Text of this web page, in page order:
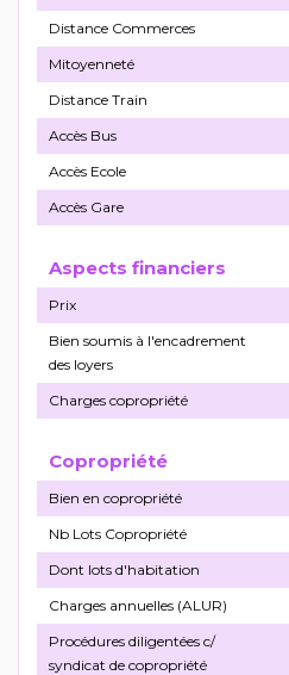
Distance Commerces
Mitoyenneté
Distance Train
Accès Bus
Accès Ecole
Accès Gare
Aspects financiers
Prix
Bien soumis à l'encadrement
des loyers
Charges copropriété
Copropriété
Bien en copropriété
Nb Lots Copropriété
Dont lots d'habitation
Charges annuelles (ALUR)
Procédures diligentées c/
syndicat de copropriété